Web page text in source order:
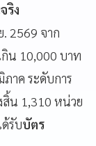
ริง
. 2569 จาก
น 10,000 บาท
าค ระดับการ
น 1,310 หน่วย
รับบัตร